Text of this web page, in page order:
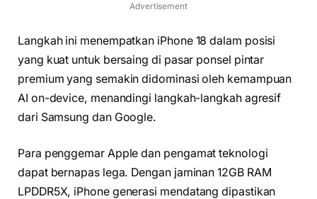
Advertisement
Langkah ini menempatkan iPhone 18 dalam posisi
yang kuat untuk bersaing di pasar ponsel pintar
premium yang semakin didominasi oleh kemampuan
AI on-device, menandingi langkah-langkah agresif
dari Samsung dan Google.
Para penggemar Apple dan pengamat teknologi
dapat bernapas lega. Dengan jaminan 12GB RAM
LPDDR5X, iPhone generasi mendatang dipastikan